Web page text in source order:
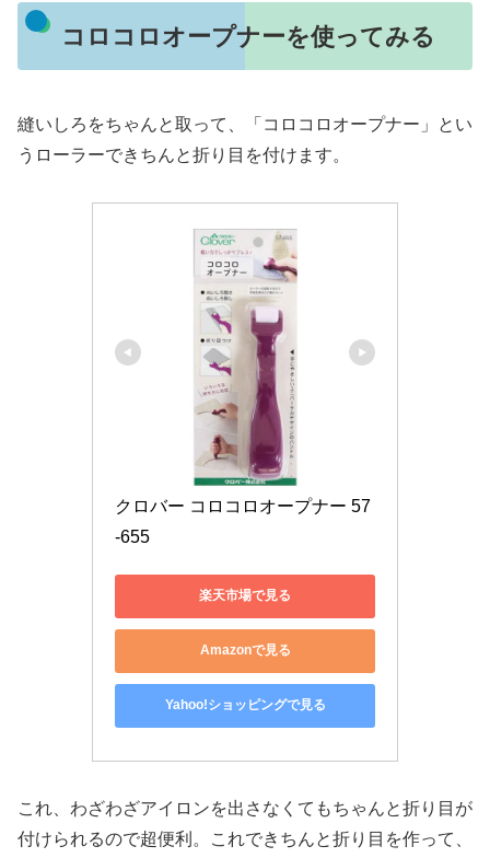
コロコロオープナーを使ってみる
縫いしろをちゃんと取って、「コロコロオープナー」とい
うローラーできちんと折り目を付けます。
クロバー コロコロオープナー 57
-655
楽天市場で見る
Amazonで見る
Yahoo!ショッピングで見る
これ、わざわざアイロンを出さなくてもちゃんと折り目が
付けられるので超便利。これできちんと折り目を作って、